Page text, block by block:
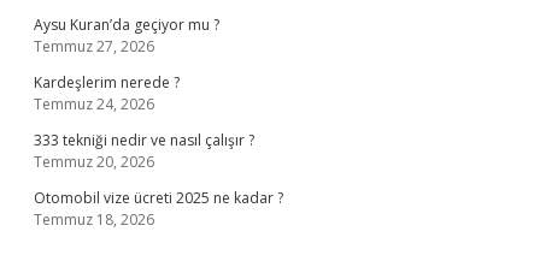
Aysu Kuran’da geçiyor mu ?
Temmuz 27, 2026
Kardeşlerim nerede ?
Temmuz 24, 2026
333 tekniği nedir ve nasıl çalışır ?
Temmuz 20, 2026
Otomobil vize ücreti 2025 ne kadar ?
Temmuz 18, 2026